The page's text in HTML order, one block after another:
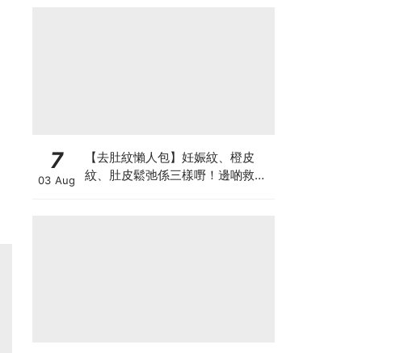
7
03 Aug
【去肚紋懶人包】妊娠紋、橙皮
紋、肚皮鬆弛係三樣嘢！邊啲救得